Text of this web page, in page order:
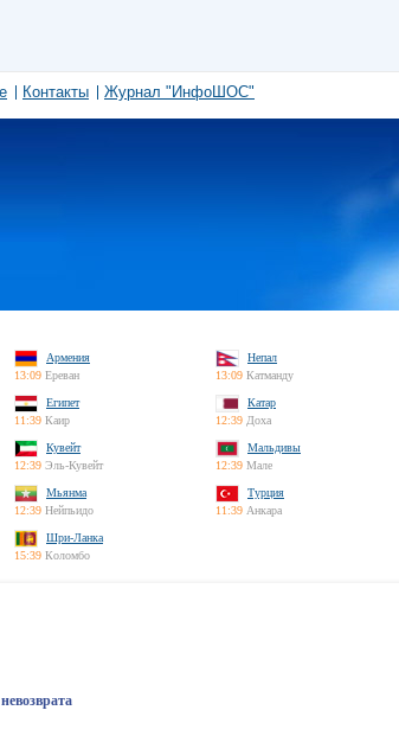
Контакты Журнал "ИнфоШОС"
Армения
13:09 Ереван
Непал
13:09 Катманду
Египет
11:39 Каир
Катар
12:39 Доха
Кувейт
12:39 Эль-Кувейт
Мальдивы
12:39 Мале
Мьянма
12:39 Нейпьидо
Турция
11:39 Анкара
Шри-Ланка
15:39 Коломбо